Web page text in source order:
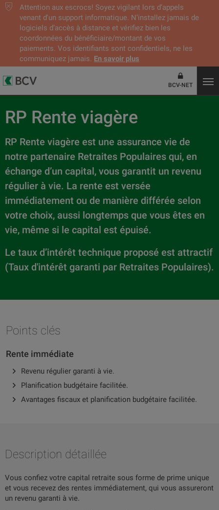
Attention aux escrocs! Soyez vigilant lors d’appels
venant d'un support informatique. N’installez jamais de
logiciels d’accès à distance et vérifiez bien les
coordonnées du bénéficiaire/montant de vos
paiements. Vos identifiants sont confidentiels, ne les
communiquez jamais. En savoir plus
BCV-NET
RP Rente viagère
RP Rente viagère est une assurance vie de
notre partenaire Retraites Populaires qui, en
échange d’un capital, vous garantit un revenu
régulier à vie. La rente est versée
immédiatement ou de manière différée selon
votre choix, aussi longtemps que vous êtes en
vie, même si le capital est épuisé.
Le taux d’intérêt technique proposé est attractif
(Taux d'intérêt garanti par Retraites Populaires).
Points clés
Rente immédiate
Revenu régulier garanti à vie.
Planification budgétaire facilitée.
Avantages fiscaux et planification budgétaire facilitée.
Description détaillée
Vous confiez votre capital retraite sous forme de prime unique
et vous recevez des rentes immédiatement, qui vous assureront
un revenu garanti à vie.